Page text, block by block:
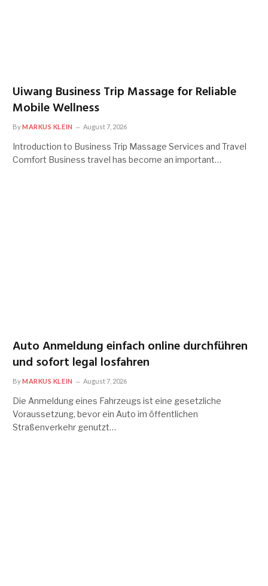
Uiwang Business Trip Massage for Reliable
Mobile Wellness
ByMARKUS KLEIN August 7, 2026
Introduction to Business Trip Massage Services and Travel
Comfort Business travel has become an important…
Auto Anmeldung einfach online durchführen
und sofort legal losfahren
ByMARKUS KLEIN August 7, 2026
Die Anmeldung eines Fahrzeugs ist eine gesetzliche
Voraussetzung, bevor ein Auto im öffentlichen
Straßenverkehr genutzt…